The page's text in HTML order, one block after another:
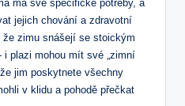
má⁢ své specifické potřeby, a
jejich chování ⁣a zdravotní
​zimu snášejí se stoickým⁣
⁢i plazi mohou mít ‌své „zimní
jim poskytnete ⁤všechny
​v klidu a pohodě přečkat